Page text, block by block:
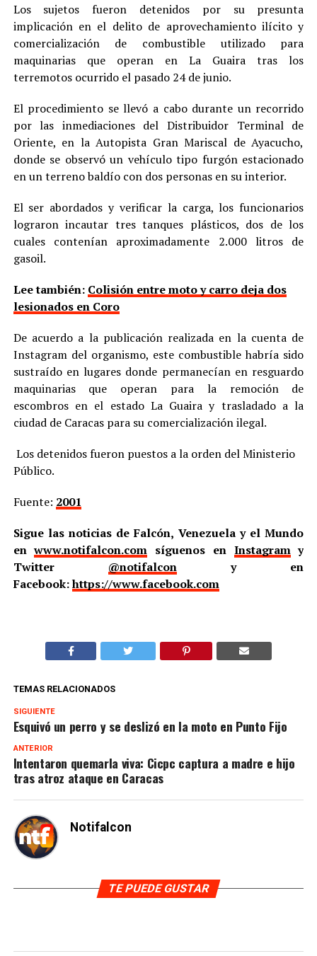
Los sujetos fueron detenidos por su presunta
implicación en el delito de aprovechamiento ilícito y
comercialización de combustible utilizado para
maquinarias que operan en La Guaira tras los
terremotos ocurrido el pasado 24 de junio.
El procedimiento se llevó a cabo durante un recorrido
por las inmediaciones del Distribuidor Terminal de
Oriente, en la Autopista Gran Mariscal de Ayacucho,
donde se observó un vehículo tipo furgón estacionado
en un terreno baldío con dos personas en su interior.
El ser abordados y verificar la carga, los funcionarios
lograron incautar tres tanques plásticos, dos de los
cuales contenían aproximadamente 2.000 litros de
gasoil.
Lee también: Colisión entre moto y carro deja dos
lesionados en Coro
De acuerdo a la publicación realizada en la cuenta de
Instagram del organismo, este combustible habría sido
sustraído en lugares donde permanecían en resguardo
maquinarias que operan para la remoción de
escombros en el estado La Guaira y trasladado a la
ciudad de Caracas para su comercialización ilegal.
Los detenidos fueron puestos a la orden del Ministerio
Público.
Fuente: 2001
Sigue las noticias de Falcón, Venezuela y el Mundo
enwww.notifalcon.com síguenos en Instagramy
Twitter @notifalcony en
Facebook:https://www.facebook.com
TEMAS RELACIONADOS
SIGUIENTE
Esquivó un perro y se deslizó en la moto en Punto Fijo
ANTERIOR
Intentaron quemarla viva: Cicpc captura a madre e hijo
tras atroz ataque en Caracas
Notifalcon
TE PUEDE GUSTAR